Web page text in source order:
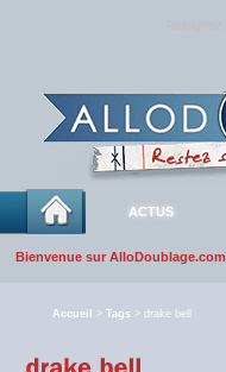
ACTUS
Bienvenue sur AlloDoublage.com
Accueil > Tags > drake bell